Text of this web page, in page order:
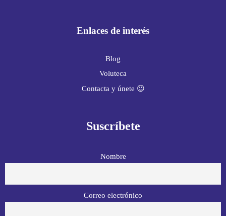
Enlaces de interés
Blog
Voluteca
Contacta y únete 😉
Suscríbete
Nombre
Correo electrónico